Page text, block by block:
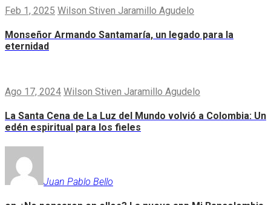
Feb 1, 2025 Wilson Stiven Jaramillo Agudelo
Monseñor Armando Santamaría, un legado para la
eternidad
Ago 17, 2024 Wilson Stiven Jaramillo Agudelo
La Santa Cena de La Luz del Mundo volvió a Colombia: Un
edén espiritual para los fieles
Juan Pablo Bello